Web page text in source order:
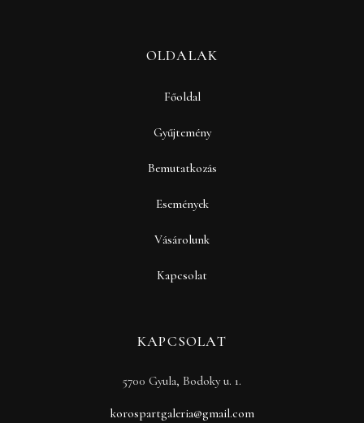
OLDALAK
Főoldal
Gyűjtemény
Bemutatkozás
Események
Vásárolunk
Kapcsolat
KAPCSOLAT
5700 Gyula, Bodoky u. 1.
korospartgaleria@gmail.com